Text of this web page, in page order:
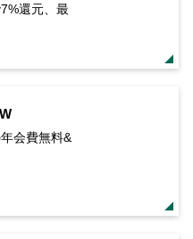
還元、最
会費無料&